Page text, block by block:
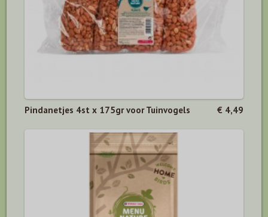
Pindanetjes 4st x 175gr voor Tuinvogels € 4,49